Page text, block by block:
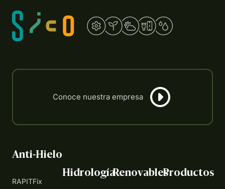
Anti-Hielo
RAPITFix
HidrologíaRenovablesProductos